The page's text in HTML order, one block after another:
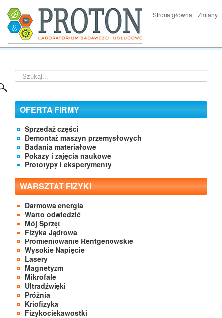
Strona główna Zmiany
Szukaj...
OFERTA FIRMY
Sprzedaż części
Demontaż maszyn przemysłowych
Badania materiałowe
Pokazy i zajęcia naukowe
Prototypy i eksperymenty
WARSZTAT FIZYKI
Darmowa energia
Warto odwiedzić
Mój Sprzęt
Fizyka Jądrowa
Promieniowanie Rentgenowskie
Wysokie Napięcie
Lasery
Magnetyzm
Mikrofale
Ultradźwięki
Próżnia
Kriofizyka
Fizykociekawostki